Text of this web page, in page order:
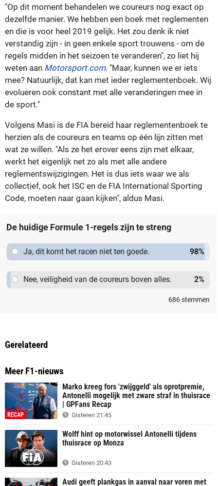
"Op dit moment behandelen we coureurs nog exact op
dezelfde manier. We hebben een boek met reglementen
en die is voor heel 2019 gelijk. Het zou denk ik niet
verstandig zijn - in geen enkele sport trouwens - om de
regels midden in het seizoen te veranderen", zo liet hij
weten aan Motorsport.com. "Maar, kunnen we er iets
mee? Natuurlijk, dat kan met ieder reglementenboek. Wij
evolueren ook constant met alle veranderingen mee in
de sport."
Volgens Masi is de FIA bereid haar reglementenboek te
herzien als de coureurs en teams op één lijn zitten met
wat ze willen. "Als ze het erover eens zijn met elkaar,
werkt het eigenlijk net zo als met alle andere
reglementswijzigingen. Het is dus iets waar we als
collectief, ook het ISC en de FIA International Sporting
Code, moeten naar gaan kijken", aldus Masi.
De huidige Formule 1-regels zijn te streng
Ja, dit komt het racen niet ten goede. 98%
Nee, veiligheid van de coureurs boven alles. 2%
686stemmen
Gerelateerd
Meer F1-nieuws
RECAP
Marko kreeg fors 'zwijggeld' als oprotpremie,
Antonelli mogelijk met zware straf in thuisrace
| GPFans Recap
Gisteren 21:45
Wolff hint op motorwissel Antonelli tijdens
thuisrace op Monza
Gisteren 20:43
Audi geeft plankgas in aanval naar voren met